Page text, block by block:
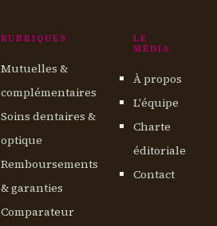
RUBRIQUES
Mutuelles &
complémentaires
Soins dentaires &
optique
Remboursements
& garanties
Comparateur
LE
MÉDIA
À propos
L'équipe
Charte
éditoriale
Contact